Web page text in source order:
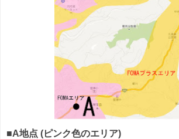
■A地点 (ピンク色のエリア)